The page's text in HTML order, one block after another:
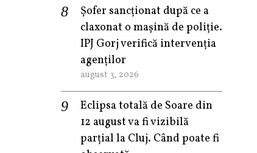
Șofer sancționat după ce a
claxonat o mașină de poliție.
IPJ Gorj verifică intervenția
agenților
august 3, 2026
Eclipsa totală de Soare din
12 august va fi vizibilă
parțial la Cluj. Când poate fi